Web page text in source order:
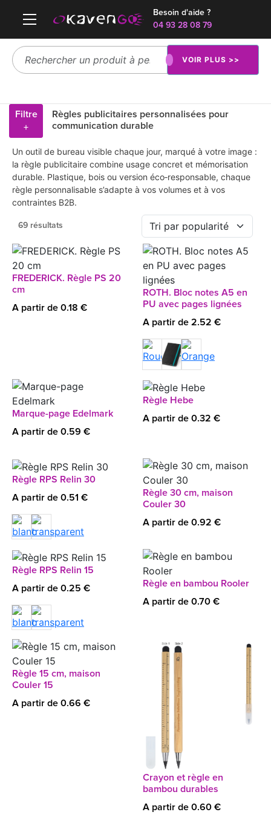
Besoin d'aide ?
04 93 28 08 79
VOIR PLUS >>
Filtre
+
Règles publicitaires personnalisées pour
communication durable
Un outil de bureau visible chaque jour, marqué à votre image :
la règle publicitaire combine usage concret et mémorisation
durable. Plastique, bois ou version éco‑responsable, chaque
règle personnalisable s’adapte à vos volumes et à vos
contraintes B2B.
69 résultats
FREDERICK. Règle PS 20
cm
A partir de 0.18 €
ROTH. Bloc notes A5 en
PU avec pages lignées
A partir de 2.52 €
Marque-page Edelmark
A partir de 0.59 €
Règle Hebe
A partir de 0.32 €
Règle RPS Relin 30
A partir de 0.51 €
Règle 30 cm, maison
Couler 30
A partir de 0.92 €
Règle RPS Relin 15
A partir de 0.25 €
Règle en bambou Rooler
A partir de 0.70 €
Règle 15 cm, maison
Couler 15
A partir de 0.66 €
Crayon et règle en
bambou durables
A partir de 0.60 €